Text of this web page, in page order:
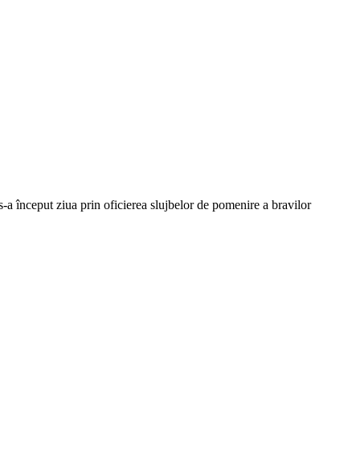
a început ziua prin oficierea slujbelor de pomenire a bravilor